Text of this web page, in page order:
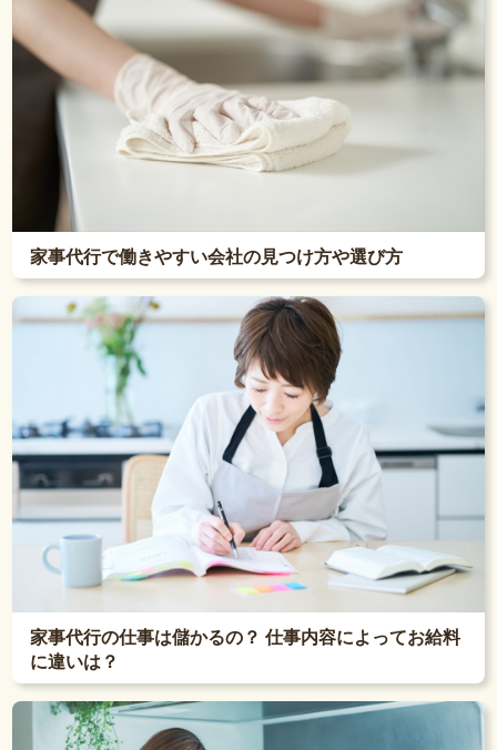
家事代行で働きやすい会社の見つけ方や選び方
家事代行の仕事は儲かるの？ 仕事内容によってお給料
に違いは？